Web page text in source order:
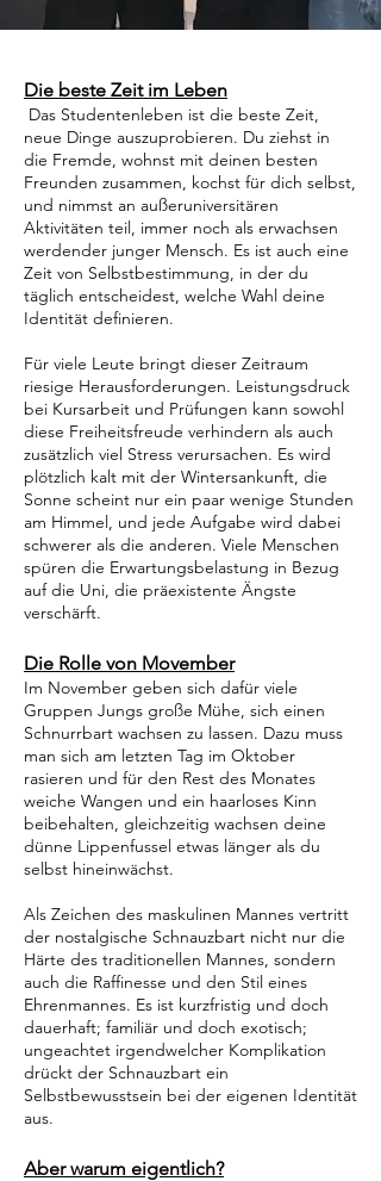
Die beste Zeit im Leben
Das Studentenleben ist die beste Zeit,
neue Dinge auszuprobieren. Du ziehst in
die Fremde, wohnst mit deinen besten
Freunden zusammen, kochst für dich selbst,
und nimmst an außeruniversitären
Aktivitäten teil, immer noch als erwachsen
werdender junger Mensch. Es ist auch eine
Zeit von Selbstbestimmung, in der du
täglich entscheidest, welche Wahl deine
Identität definieren.
Für viele Leute bringt dieser Zeitraum
riesige Herausforderungen. Leistungsdruck
bei Kursarbeit und Prüfungen kann sowohl
diese Freiheitsfreude verhindern als auch
zusätzlich viel Stress verursachen. Es wird
plötzlich kalt mit der Wintersankunft, die
Sonne scheint nur ein paar wenige Stunden
am Himmel, und jede Aufgabe wird dabei
schwerer als die anderen. Viele Menschen
spüren die Erwartungsbelastung in Bezug
auf die Uni, die präexistente Ängste
verschärft.
Die Rolle von Movember
Im November geben sich dafür viele
Gruppen Jungs große Mühe, sich einen
Schnurrbart wachsen zu lassen. Dazu muss
man sich am letzten Tag im Oktober
rasieren und für den Rest des Monates
weiche Wangen und ein haarloses Kinn
beibehalten, gleichzeitig wachsen deine
dünne Lippenfussel etwas länger als du
selbst hineinwächst.
Als Zeichen des maskulinen Mannes vertritt
der nostalgische Schnauzbart nicht nur die
Härte des traditionellen Mannes, sondern
auch die Raffinesse und den Stil eines
Ehrenmannes. Es ist kurzfristig und doch
dauerhaft; familiär und doch exotisch;
ungeachtet irgendwelcher Komplikation
drückt der Schnauzbart ein
Selbstbewusstsein bei der eigenen Identität
aus.
Aber warum eigentlich?